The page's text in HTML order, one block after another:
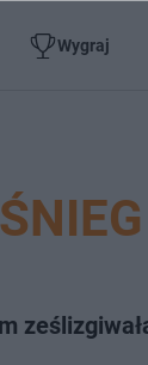
Wygraj